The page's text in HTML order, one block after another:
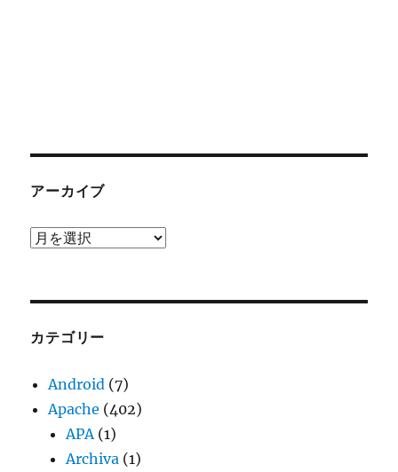
アーカイブ
ア
ブ
カテゴリー
Android (7)
Apache (402)
APA(1)
Archiva (1)